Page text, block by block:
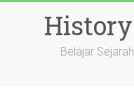
Belajar